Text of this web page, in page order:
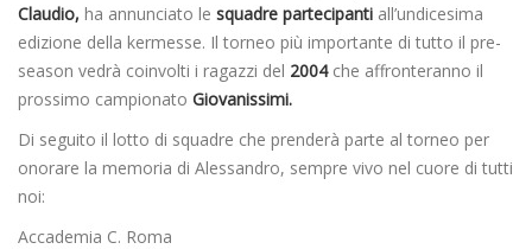
Claudio, ha annunciato le squadre partecipanti all’undicesima
edizione della kermesse. Il torneo più importante di tutto il pre-
season vedrà coinvolti i ragazzi del 2004che affronteranno il
prossimo campionato Giovanissimi.
Di seguito il lotto di squadre che prenderà parte al torneo per
onorare la memoria di Alessandro, sempre vivo nel cuore di tutti
noi:
Accademia C. Roma